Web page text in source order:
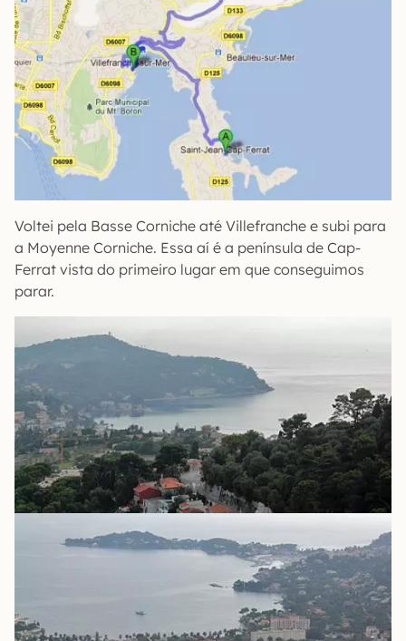
Voltei pela Basse Corniche até Villefranche e subi para
a Moyenne Corniche. Essa aí é a península de Cap-
Ferrat vista do primeiro lugar em que conseguimos
parar.